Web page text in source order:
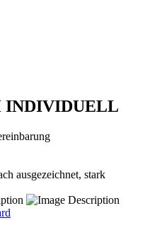
INDIVIDUELL
ausgezeichnet, stark